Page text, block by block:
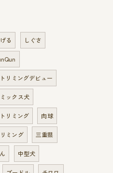
る しぐさ
トリミングデビュー
ミックス犬
リミング 肉球
リミング 三重県
中型犬